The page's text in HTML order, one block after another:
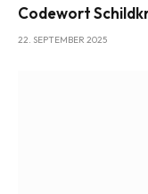
Codewort
22. SEPTEMBER 2025